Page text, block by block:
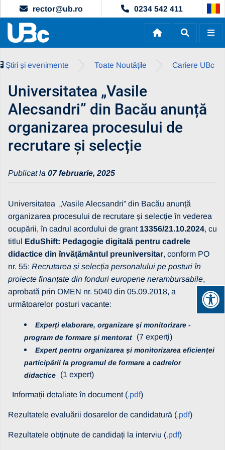
rector@ub.ro 0234 542 411
Știri și evenimente Toate Noutățile Cariere UBc
Universitatea „Vasile
Alecsandri” din Bacău anunță
organizarea procesului de
recrutare și selecție
Publicat la 07 februarie, 2025
Universitatea „Vasile Alecsandri” din Bacău anunță
organizarea procesului de recrutare și selecție în vederea
ocupării, în cadrul acordului de grant 13356/21.10.2024, cu
titlul EduShift: Pedagogie digitală pentru cadrele
didactice din învățământul preuniversitar, conform PO
nr. 55: Recrutarea și selecția personalului pe posturi în
proiecte finanțate din fonduri europene nerambursabile,
aprobată prin OMEN nr. 5040 din 05.09.2018, a
următoarelor posturi vacante:
Experți elaborare, organizare și monitorizare -
program de formare și mentorat
(7 experți)
Expert pentru organizarea și monitorizarea eficienței
participării la programul de formare a cadrelor
didactice
(1 expert)
Informații detaliate în document (.pdf)
Rezultatele evaluării dosarelor de candidatură (.pdf)
Rezultatele obținute de candidați la interviu (.pdf)